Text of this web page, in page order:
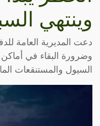
وينتهي
دعت المديرية العامة
وضرورة البقاء في أماكن
السيول والمستنقعات